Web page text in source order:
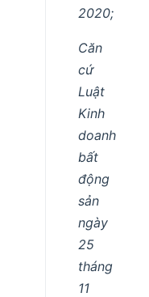
2020;
Căn
cứ
Luật
Kinh
doanh
bất
động
sản
ngày
25
tháng
11